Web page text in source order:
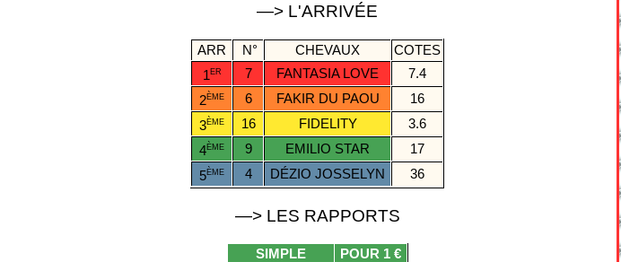
—> L'ARRIVÉE
ARR N° CHEVAUX
COTES
1ER 7 FANTASIA LOVE
7.4
2ÈME 6 FAKIR DU PAOU
16
3ÈME 16 FIDELITY
3.6
4ÈME 9 EMILIO STAR
17
5ÈME 4 DÉZIO JOSSELYN 36
—> LES RAPPORTS
SIMPLE POUR 1 €